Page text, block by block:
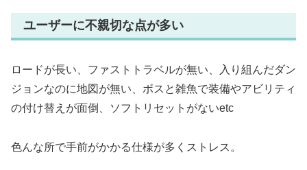
ユーザーに不親切な点が多い
ロードが長い、ファストトラベルが無い、入り組んだダン
ジョンなのに地図が無い、ボスと雑魚で装備やアビリティ
の付け替えが面倒、ソフトリセットがないetc
色んな所で手前がかかる仕様が多くストレス。